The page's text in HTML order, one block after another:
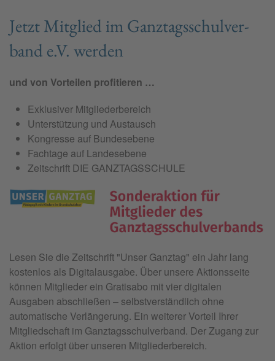
Jetzt Mit­glied im Ganz­tags­schul­ver­
band e.V. wer­den
und von Vorteilen profitieren …
Exklusiver Mitgliederbereich
Unterstützung und Austausch
Kongresse auf Bundesebene
Fachtage auf Landesebene
Zeitschrift DIE GANZTAGSSCHULE
Lesen Sie die Zeitschrift "Unser Ganztag" ein Jahr lang
kostenlos als Digitalausgabe. Über unsere Aktionsseite
können Mitglieder ein Gratisabo mit vier digitalen
Ausgaben abschließen – selbstverständlich ohne
automatische Verlängerung. Ein weiterer Vorteil Ihrer
Mitgliedschaft im Ganztagsschulverband. Der Zugang zur
Aktion erfolgt über unseren Mitgliederbereich.